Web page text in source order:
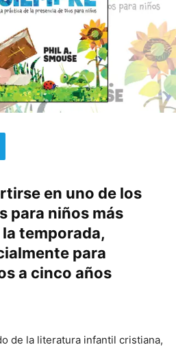
en uno de los
para niños más
temporada,
para
a cinco años
de la literatura infantil cristiana,